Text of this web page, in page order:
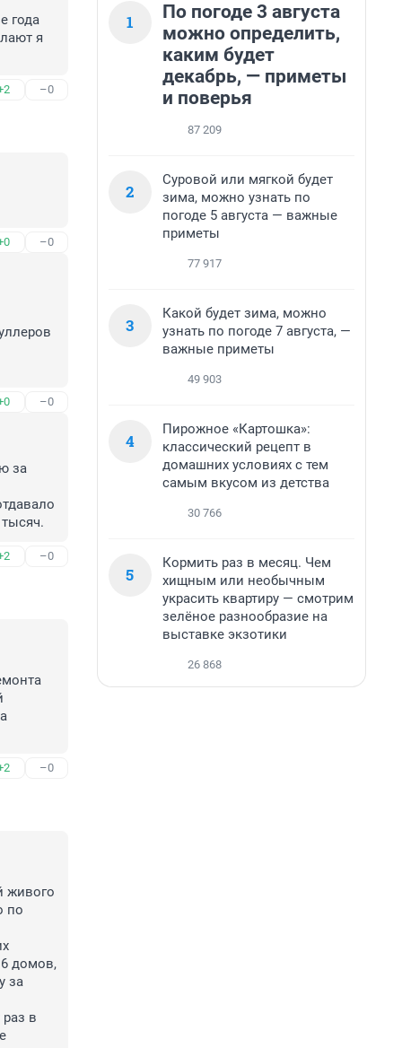
года
я
–0
–0
–0
за
–0
–0
живого
по
домов,
за
в
1
По погоде 3 августа
можно определить,
каким будет
декабрь, — приметы
и поверья
87 209
2
Суровой или мягкой будет
зима, можно узнать по
погоде 5 августа — важные
приметы
77 917
3
Какой будет зима, можно
узнать по погоде 7 августа, —
важные приметы
49 903
4
Пирожное «Картошка»:
классический рецепт в
домашних условиях с тем
самым вкусом из детства
30 766
5
Кормить раз в месяц. Чем
хищным или необычным
украсить квартиру — смотрим
зелёное разнообразие на
выставке экзотики
26 868